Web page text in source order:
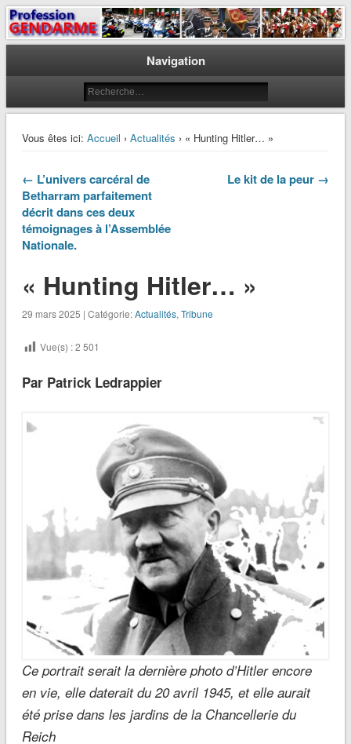
Profession Gendarme
Le journal des gendarmes
Navigation
Vous êtes ici: Accueil › Actualités › « Hunting Hitler… »
← L’univers carcéral de
Betharram parfaitement
décrit dans ces deux
témoignages à l’Assemblée
Nationale.
Le kit de la peur →
« Hunting Hitler… »
29 mars 2025 | Catégorie:Actualités, Tribune
Vue(s) :2 501
Par Patrick Ledrappier
Ce portrait serait la dernière photo d’Hitler encore
en vie, elle daterait du 20 avril 1945, et elle aurait
été prise dans les jardins de la Chancellerie du
Reich